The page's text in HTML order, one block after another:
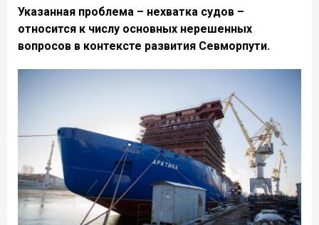
Указанная проблема – нехватка судов –
относится к числу основных нерешенных
вопросов в контексте развития Севморпути.